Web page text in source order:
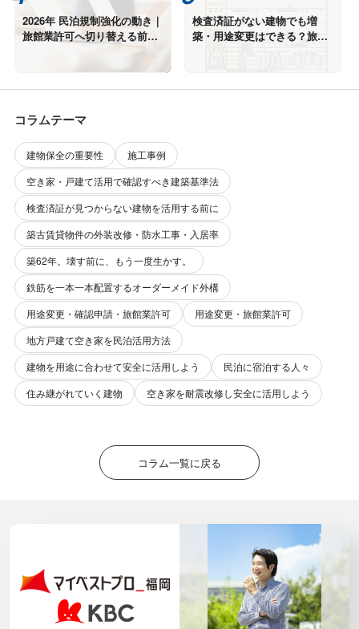
2026年 民泊規制強化の動き｜
旅館業許可へ切り替える前に
必要な建築基準法チェック
検査済証がない建物でも増
築・用途変更はできる？旅館
コラムテーマ
建物保全の重要性
施工事例
空き家・戸建て活用で確認すべき建築基準法
検査済証が見つからない建物を活用する前に
築古賃貸物件の外装改修・防水工事・入居率
築62年。壊す前に、もう一度生かす。
鉄筋を一本一本配置するオーダーメイド外構
用途変更・確認申請・旅館業許可
用途変更・旅館業許可
地方戸建て空き家を民泊活用方法
建物を用途に合わせて安全に活用しよう
民泊に宿泊する人々
住み継がれていく建物
空き家を耐震改修し安全に活用しよう
コラム一覧に戻る